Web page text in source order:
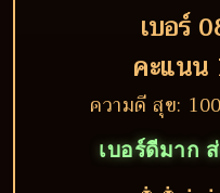
เบอร์
คะแน
ความดี สุข:
เบอร์ดีมาก